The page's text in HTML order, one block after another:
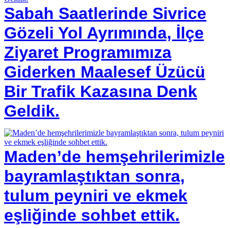
Sabah Saatlerinde Sivrice
Gözeli Yol Ayrımında, İlçe
Ziyaret Programımıza
Giderken Maalesef Üzücü
Bir Trafik Kazasına Denk
Geldik.
Maden’de hemşehrilerimizle
bayramlaştıktan sonra,
tulum peyniri ve ekmek
eşliğinde sohbet ettik.